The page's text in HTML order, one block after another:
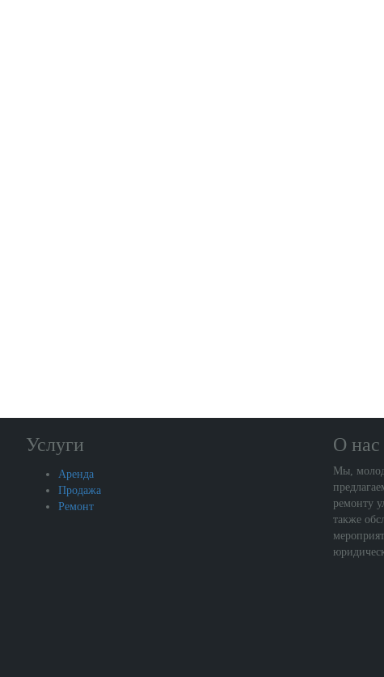
Услуги
Аренда
Продажа
Ремонт
О нас
Мы,
ремонту
также